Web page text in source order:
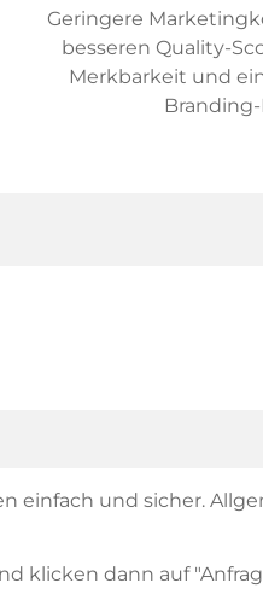
Geringere
besseren Quality-
Merkbarkeit und
einfach und sicher.
klicken dann auf